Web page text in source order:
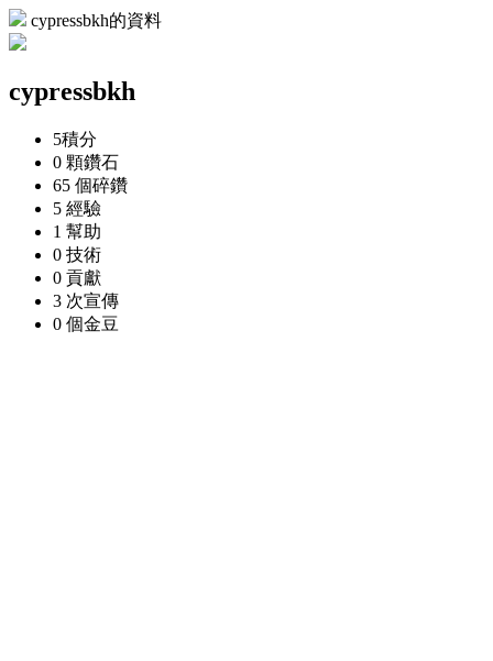
cypressbkh的資料
cypressbkh
5積分
0 顆鑽石
65 個碎鑽
5 經驗
1 幫助
0 技術
0 貢獻
3 次宣傳
0 個金豆